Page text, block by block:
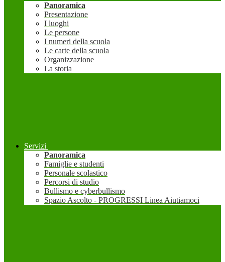
Panoramica
Presentazione
I luoghi
Le persone
I numeri della scuola
Le carte della scuola
Organizzazione
La storia
Servizi
Panoramica
Famiglie e studenti
Personale scolastico
Percorsi di studio
Bullismo e cyberbullismo
Spazio Ascolto - PROGRESSI Linea Aiutiamoci